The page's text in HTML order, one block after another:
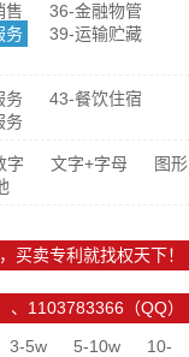
售
36-金融物管
务
39-运输贮藏
务
43-餐饮住宿
务
字 文字+字母
图形
买卖专利就找权天下！
1103783366（QQ）
3-5w 5-10w
10-